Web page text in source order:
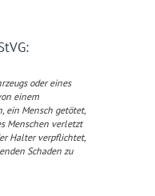
oder eines
einem
ein Mensch getötet,
Menschen verletzt
Halter verpflichtet,
Schaden zu